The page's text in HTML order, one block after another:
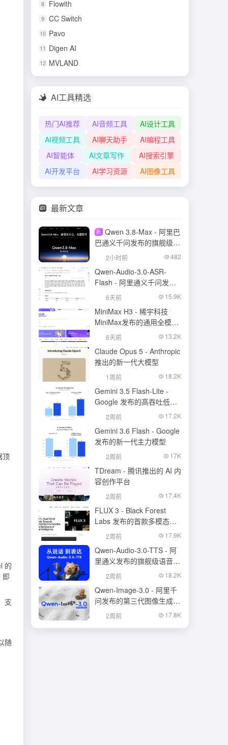
顶
的
即
支
随
8 Flowith
9 CC Switch
10 Pavo
11 Digen AI
12 MVLAND
AI工具精选
热门AI推荐 AI音频工具
AI设计工具
AI视频工具
AI聊天助手
AI编程工具
AI智能体
AI文章写作
AI搜索引擎
AI开发平台
AI学习资源 AI图像工具
最新文章
新 Qwen 3.8-Max - 阿里巴
巴通义千问发布的旗舰级大
模型2小时前 482
Qwen-Audio-3.0-ASR-
Flash - 阿里通义千问发布
的语音识别大模型
6天前 15.9K
MiniMax H3 - 稀宇科技
MiniMax发布的通用全模态
生成模型
6天前 13.2K
Claude Opus 5 - Anthropic
推出的新一代大模型
1周前 18.2K
Gemini 3.5 Flash-Lite -
Google 发布的高吞吐低成
本模型
2周前 17.2K
Gemini 3.6 Flash - Google
发布的新一代主力模型
2周前 17K
TDream - 腾讯推出的 AI 内
容创作平台
2周前 17.4K
FLUX 3 - Black Forest
Labs 发布的首款多模态基
础模型
2周前 17.9K
Qwen-Audio-3.0-TTS - 阿
里通义发布的旗舰级语音合
成大模型
2周前 18.2K
Qwen-Image-3.0 - 阿里千
问发布的第三代图像生成基
础模型
2周前 17.8K